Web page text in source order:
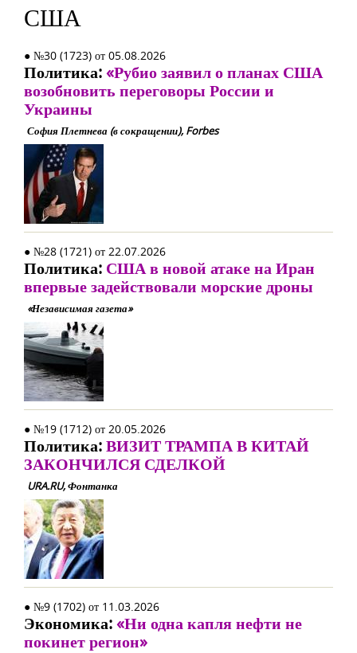
США
● №30 (1723) от 05.08.2026
Политика:«Рубио заявил о планах США
возобновить переговоры России и
Украины
София Плетнева (в сокращении), Forbes
● №28 (1721) от 22.07.2026
Политика: США в новой атаке на Иран
впервые задействовали морские дроны
«Независимая газета»
● №19 (1712) от 20.05.2026
Политика:ВИЗИТ ТРАМПА В КИТАЙ
ЗАКОНЧИЛСЯ СДЕЛКОЙ
URA.RU, Фонтанка
● №9 (1702) от 11.03.2026
Экономика:«Ни одна капля нефти не
покинет регион»